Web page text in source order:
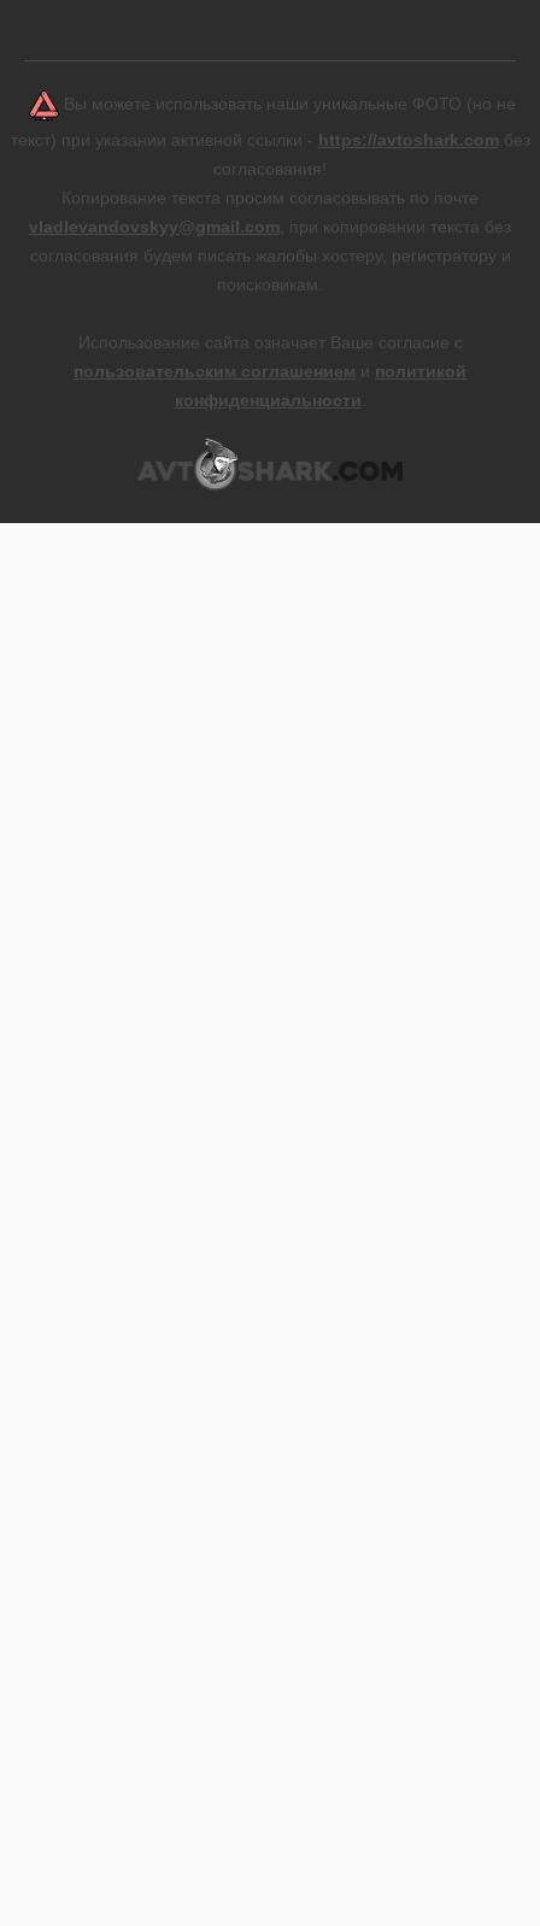
Вы можете использовать наши уникальные ФОТО (но не
текст) при указании активной ссылки - https://avtoshark.com без
согласования!
Копирование текста просим согласовывать по почте
vladlevandovskyy@gmail.com , при копировании текста без
согласования будем писать жалобы хостеру, регистратору и
поисковикам.
Использование сайта означает Ваше согласие с
пользовательским соглашением и политикой
конфиденциальности